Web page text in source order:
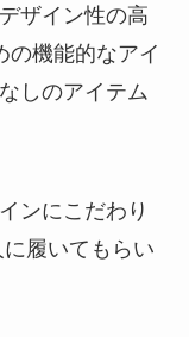
ザイン性の高
の機能的なアイ
しのアイテム
ンにこだわり
履いてもらい